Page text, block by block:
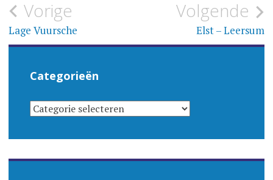
Bericht
navigatie
Vorige
Lage Vuursche
Volgende
Elst – Leersum
Categorieën
CATEGORIEËN